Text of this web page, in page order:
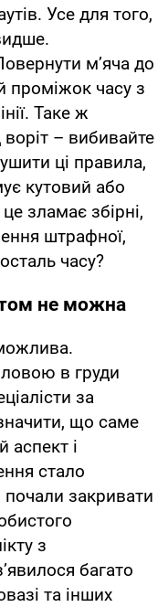
Усе для того,
м’яча до
проміжок часу з
Таке ж
воріт – вибивайте
ці правила,
кутовий або
зламає збірні,
штрафної,
часу?
не можна
в груди
за
що саме
аспект і
стало
закривати
з
багато
та інших